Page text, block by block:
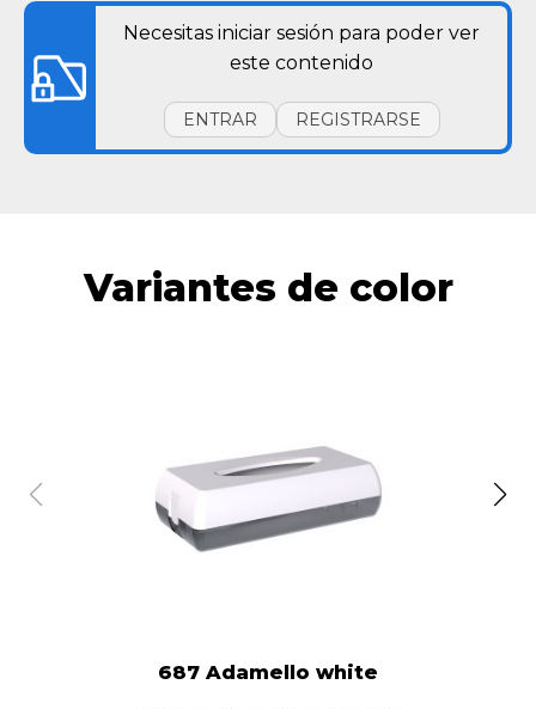
Necesitas iniciar sesión para poder ver
este contenido
ENTRAR REGISTRARSE
Variantes de color
687 Adamello white